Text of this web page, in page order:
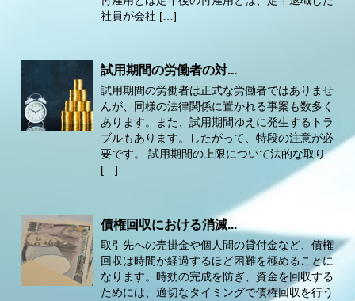
社員が会社 […]
試用期間の労働者の対...
試用期間の労働者は正式な労働者ではありませ
んが、同様の法律関係に置かれる事案も数多く
あります。また、試用期間ゆえに発生するトラ
ブルもあります。したがって、特段の注意が必
要です。 試用期間の上限について法的な取り
[…]
債権回収における消滅...
取引先への売掛金や個人間の貸付金など、債権
回収は時間が経過するほど困難を極めることに
なります。時効の完成を防ぎ、資金を回収する
ためには、適切なタイミングで債権回収を行う